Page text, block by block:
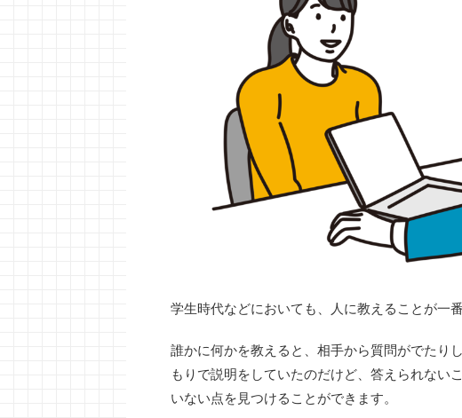
学生時代などにおいても、人に教えることが一
誰かに何かを教えると、相手から質問がでたり
もりで説明をしていたのだけど、答えられない
いない点を見つけることができます。